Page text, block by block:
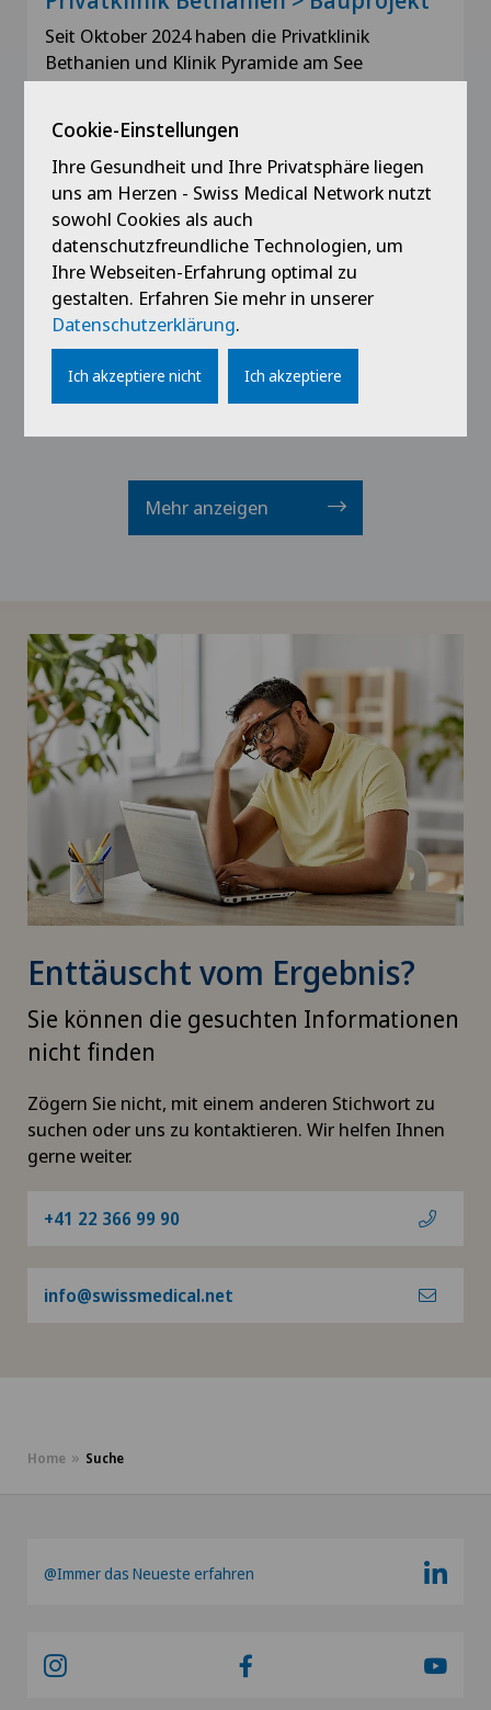
Seit Oktober 2024 haben die Privatklinik
Bethanien und Klinik Pyramide am See
zusammengespannt. Beide Kliniken gehören zur
Kompetenzzentren
Spital Zofingen > Kompetenzzentrum
für Ernährungsmedizin, Essverhalten
und Adipositas
Das KEEA ist ein umfassendes
Kompetenzzentrum für alle gesundheitlichen
Probleme, die mit der Ernährung
zusammenhängen.
Mehr anzeigen
Enttäuscht vom Ergebnis?
Sie können die gesuchten Informationen
nicht finden
Zögern Sie nicht, mit einem anderen Stichwort zu
suchen oder uns zu kontaktieren. Wir helfen Ihnen
gerne weiter.
+41 22 366 99 90
info@swissmedical.net
Home Suche
@Immer das Neueste erfahren
Cookie-Einstellungen
Ihre Gesundheit und Ihre Privatsphäre liegen
uns am Herzen - Swiss Medical Network nutzt
sowohl Cookies als auch
datenschutzfreundliche Technologien, um
Ihre Webseiten-Erfahrung optimal zu
gestalten. Erfahren Sie mehr in unserer
Datenschutzerklärung.
Ich akzeptiere nicht Ich akzeptiere